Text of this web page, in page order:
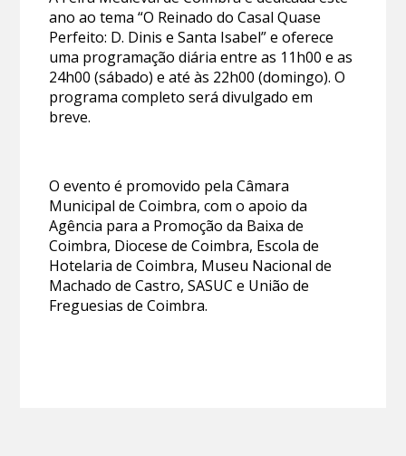
ano ao tema “O Reinado do Casal Quase
Perfeito: D. Dinis e Santa Isabel” e oferece
uma programação diária entre as 11h00 e as
24h00 (sábado) e até às 22h00 (domingo). O
programa completo será divulgado em
breve.
O evento é promovido pela Câmara
Municipal de Coimbra, com o apoio da
Agência para a Promoção da Baixa de
Coimbra, Diocese de Coimbra, Escola de
Hotelaria de Coimbra, Museu Nacional de
Machado de Castro, SASUC e União de
Freguesias de Coimbra.